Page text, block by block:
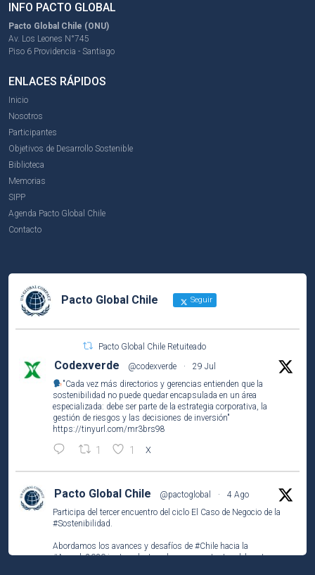
INFO PACTO GLOBAL
Pacto Global Chile (ONU)
Av. Los Leones N°745
Piso 6 Providencia - Santiago
ENLACES RÁPIDOS
Inicio
Nosotros
Participantes
Objetivos de Desarrollo Sostenible
Biblioteca
Memorias
SIPP
Agenda Pacto Global Chile
Contacto
Pacto Global Chile Seguir
Pacto Global Chile Retuiteado
Codexverde @codexverde ·
29 Jul
"Cada vez más directorios y gerencias entienden que la
sostenibilidad no puede quedar encapsulada en un área
especializada: debe ser parte de la estrategia corporativa, la
gestión de riesgos y las decisiones de inversión"
https://tinyurl.com/mr3brs98
1 1 X
Pacto Global Chile @pactoglobal ·
4 Ago
Participa del tercer encuentro del ciclo El Caso de Negocio de la
#Sostenibilidad.
Abordamos los avances y desafíos de #Chile hacia la
#Agenda2030junto a destacados representantes del sector